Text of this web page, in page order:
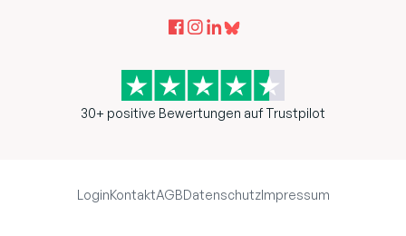
30+ positive Bewertungen auf Trustpilot
LoginKontaktAGBDatenschutzImpressum